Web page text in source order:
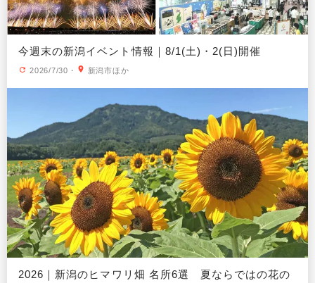
今週末の新潟イベント情報｜8/1(土)・2(日)開催
2026/7/30 ・ 新潟市ほか
2026｜新潟のヒマワリ畑 名所6選 夏ならではの花の